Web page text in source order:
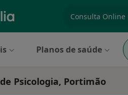
Planos de saúde
Psicologia, Portimão